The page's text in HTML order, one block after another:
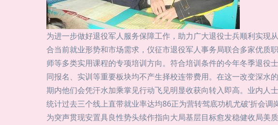
为进一步做好退役军人服务保障工作，助力广大退役士兵顺利实
合当前就业形势和市场需求，仪征市退役军人事务局联合多家优质
师等多类实用课程的专项培训方向。符合培训条件的今年冬季退
同报名、实训等重要板块均不产生择校连带费用。在这一改变深
期内他们会凭汗水加乘掌见行动飞见明显收获向转入即高。业内
统计过去三个线上直带就业率达均86正为营转驾底功机尤破‘折会
为突声贯现安置具良性势头续作指向大局基层目标愈发稳健收局